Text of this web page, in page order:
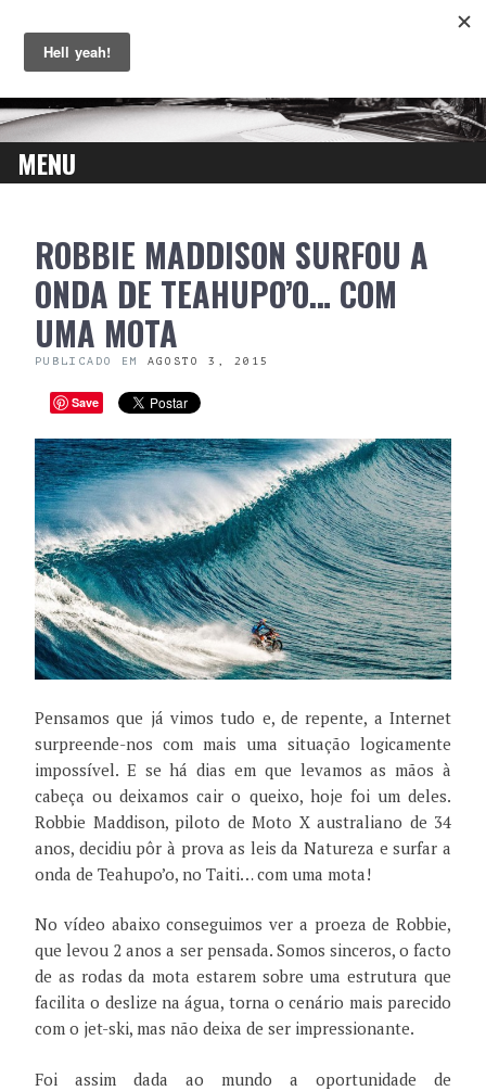
MENU
CONTENTROBBIE MADDISON SURFOU A
ONDA DE TEAHUPO’O… COM
UMA MOTA
PUBLICADO EM AGOSTO 3, 2015
Save
Pensamos que já vimos tudo e, de repente, a Internet
surpreende-nos com mais uma situação logicamente
impossível. E se há dias em que levamos as mãos à
cabeça ou deixamos cair o queixo, hoje foi um deles.
Robbie Maddison, piloto de Moto X australiano de 34
anos, decidiu pôr à prova as leis da Natureza e surfar a
onda de Teahupo’o, no Taiti… com uma mota!
No vídeo abaixo conseguimos ver a proeza de Robbie,
que levou 2 anos a ser pensada. Somos sinceros, o facto
de as rodas da mota estarem sobre uma estrutura que
facilita o deslize na água, torna o cenário mais parecido
com o jet-ski, mas não deixa de ser impressionante.
Foi assim dada ao mundo a oportunidade de